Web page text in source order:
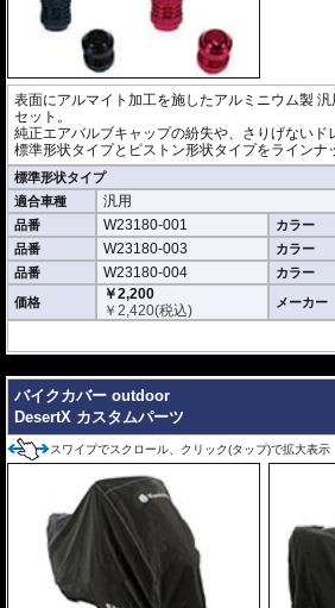
表面にアルマイト加工を施したアルミニウム製
セット。
純正エアバルブキャップの紛失や、さりげないド
標準形状タイプとピストン形状タイプをラインナ
標準形状タイプ
適合車種
汎用
品番 W23180-001 カラー
品番 W23180-003 カラー
品番 W23180-004 カラー
価格
￥2,200
￥2,420(税込) メーカー
バイクカバー outdoor
DesertX カスタムパーツ
スワイプでスクロール、クリック(タップ)で拡大表示